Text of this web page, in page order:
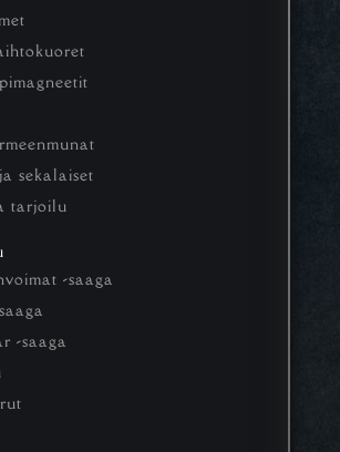
sekalaiset
tarjoilu
-saaga
-saaga